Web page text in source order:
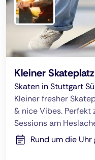
Kleiner Skateplatz
Skaten in Stuttgart
Kleiner fresher
& nice Vibes. Perfekt
Sessions am
Rund um die